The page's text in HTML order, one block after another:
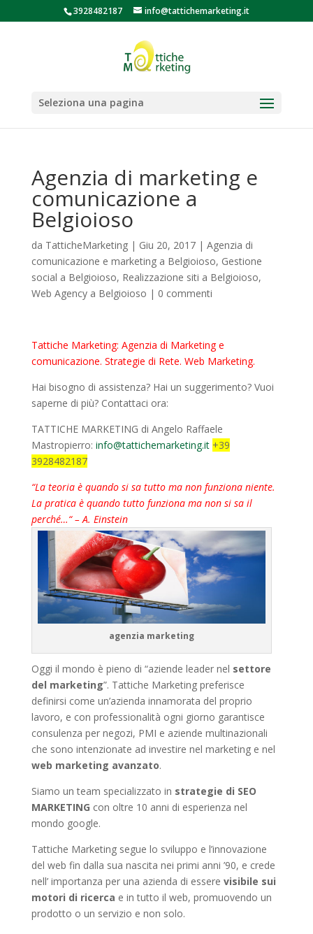
3928482187 info@tattichemarketing.it
Seleziona una pagina
Agenzia di marketing e
comunicazione a
Belgioioso
da TatticheMarketing| Giu 20, 2017| Agenzia di
comunicazione e marketing a Belgioioso, Gestione
social a Belgioioso, Realizzazione siti a Belgioioso,
Web Agency a Belgioioso | 0 commenti
Tattiche Marketing: Agenzia di Marketing e
comunicazione. Strategie di Rete. Web Marketing.
Hai bisogno di assistenza? Hai un suggerimento? Vuoi
saperne di più? Contattaci ora:
TATTICHE MARKETING di Angelo Raffaele
Mastropierro: info@tattichemarketing.it +39
3928482187
“La teoria è quando si sa tutto ma non funziona niente.
La pratica è quando tutto funziona ma non si sa il
perché…“ – A. Einstein
agenzia marketing
Oggi il mondo è pieno di “aziende leader nel settore
del marketing”. Tattiche Marketing preferisce
definirsi come un’azienda innamorata del proprio
lavoro, e con professionalità ogni giorno garantisce
consulenza per negozi, PMI e aziende multinazionali
che sono intenzionate ad investire nel marketing e nel
web marketing avanzato.
Siamo un team specializzato in strategie di SEO
MARKETING con oltre 10 anni di esperienza nel
mondo google.
Tattiche Marketing segue lo sviluppo e l’innovazione
del web fin dalla sua nascita nei primi anni ’90, e crede
nell’ importanza per una azienda di essere visibile sui
motori di ricerca e in tutto il web, promuovendo un
prodotto o un servizio e non solo.